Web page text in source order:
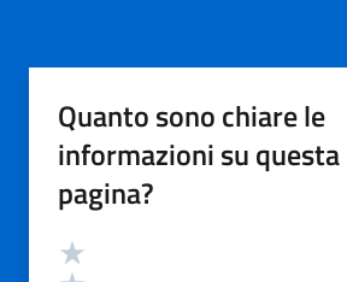
Quanto sono chiare le
informazioni su questa
pagina?
Valutazione